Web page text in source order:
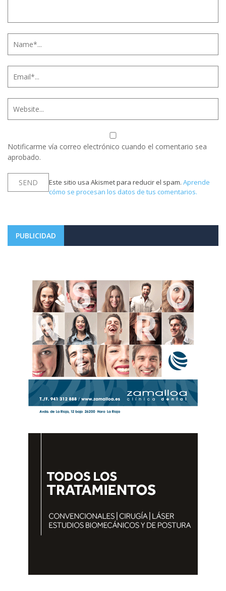
Notificarme vía correo electrónico cuando el comentario sea
aprobado.
Este sitio usa Akismet para reducir el spam. Aprende
cómo se procesan los datos de tus comentarios.
PUBLICIDAD